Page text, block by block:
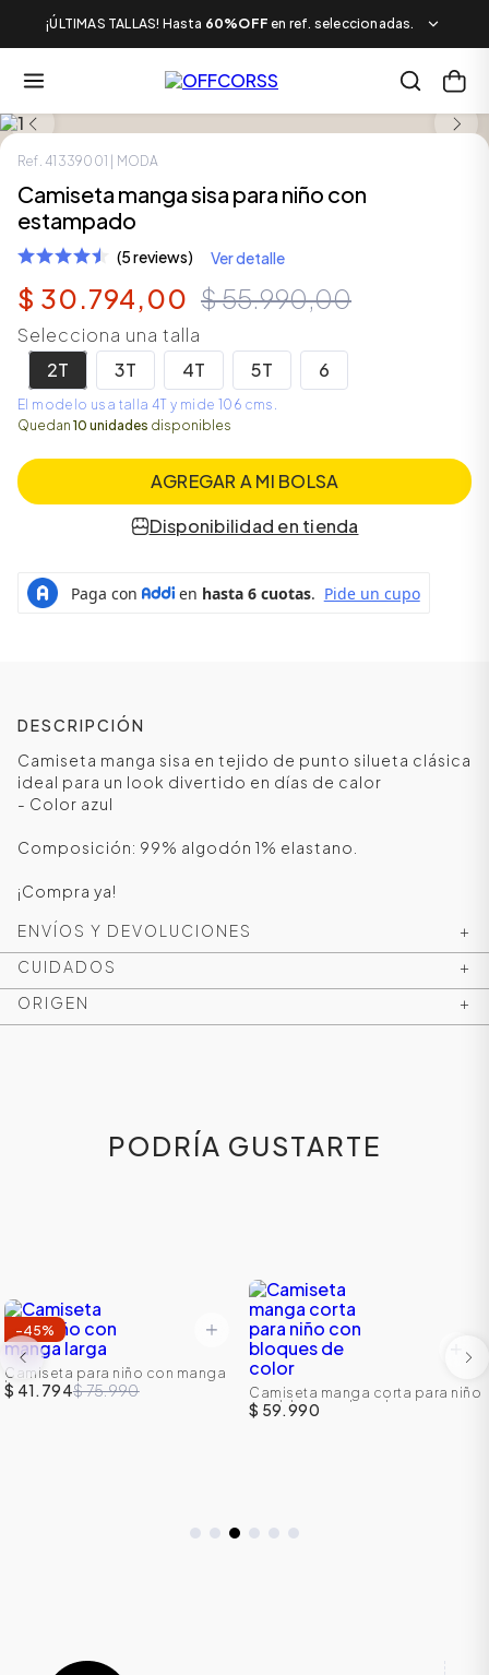
¡ÚLTIMAS TALLAS! Hasta 60%OFF en ref. seleccionadas.
Ref.41339001 | MODA
Camiseta manga sisa para niño con
estampado
(5 reviews) Ver detalle
$ 30.794,00 $55.990,00
Selecciona una talla
2T
3T 4T 5T 6
El modelo usa talla 4T y mide 106 cms.
Quedan 10 unidades disponibles
AGREGAR A MI BOLSA
Disponibilidad en tienda
DESCRIPCIÓN
Camiseta manga sisa en tejido de punto silueta clásica
ideal para un look divertido en días de calor
- Color azul
Composición: 99% algodón 1% elastano.
¡Compra ya!
ENVÍOS Y DEVOLUCIONES
+
CUIDADOS
+
ORIGEN
+
PODRÍA GUSTARTE
-45%
Camiseta para niño con manga
larga
$ 41.794$ 75.990
Camiseta manga corta para niño
con bloques de color
$ 59.990